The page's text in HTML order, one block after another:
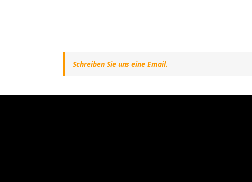
Schreiben Sie uns eine Email.